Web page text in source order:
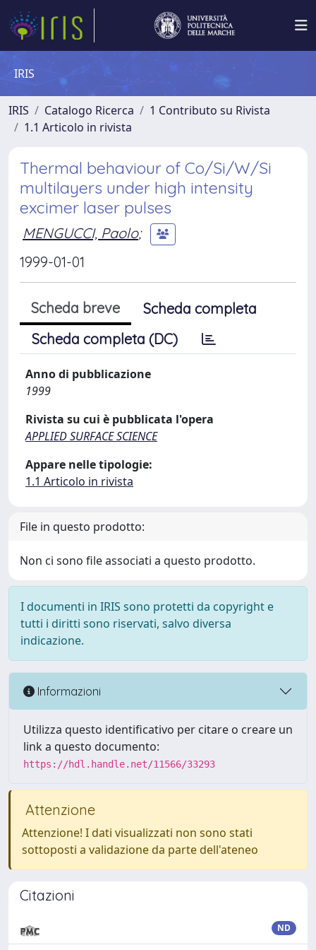
IRIS
IRIS Catalogo Ricerca
1 Contributo su Rivista
1.1 Articolo in rivista
Thermal behaviour of Co/Si/W/Si
multilayers under high intensity
excimer laser pulses
MENGUCCI, Paolo;
1999-01-01
Scheda breve
Scheda completa
Scheda completa (DC)
Anno di pubblicazione
1999
Rivista su cui è pubblicata l'opera
APPLIED SURFACE SCIENCE
Appare nelle tipologie:
1.1 Articolo in rivista
File in questo prodotto:
Non ci sono file associati a questo prodotto.
I documenti in IRIS sono protetti da copyright e
tutti i diritti sono riservati, salvo diversa
indicazione.
Informazioni
Utilizza questo identificativo per citare o creare un
link a questo documento:
https://hdl.handle.net/11566/33293
Attenzione
Attenzione! I dati visualizzati non sono stati
sottoposti a validazione da parte dell'ateneo
Citazioni
ND